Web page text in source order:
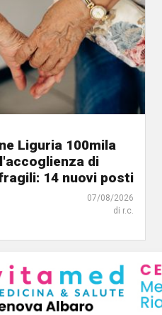
Liguria 100mila
di
14 nuovi posti
07/08/2026
di r.c.